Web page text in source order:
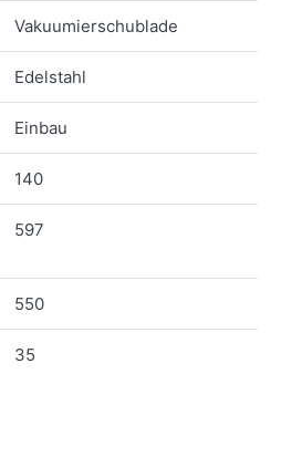
Vakuumierschublade
Edelstahl
Einbau
140
597
550
35